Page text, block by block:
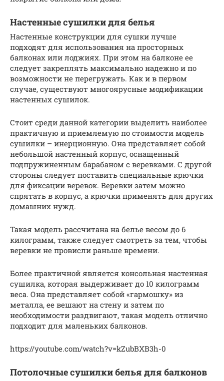
Настенные сушилки для белья
Настенные конструкции для сушки лучше
подходят для использования на просторных
балконах или лоджиях. При этом на балконе ее
следует закреплять максимально надежно и по
возможности не перегружать. Как и в первом
случае, существуют многоярусные модификации
настенных сушилок.
Стоит среди данной категории выделить наиболее
практичную и приемлемую по стоимости модель
сушилки – инерционную. Она представляет собой
небольшой настенный корпус, оснащенный
подпружиненным барабаном с веревками. С другой
стороны следует поставить специальные крючки
для фиксации веревок. Веревки затем можно
спрятать в корпус, а крючки применять для других
домашних нужд.
Такая модель рассчитана на белье весом до 6
килограмм, также следует смотреть за тем, чтобы
веревки не провисли раньше времени.
Более практичной является консольная настенная
сушилка, которая выдерживает до 10 килограмм
веса. Она представляет собой «гармошку» из
металла, ее вешают на стену и затем по
необходимости раздвигают, такая модель отлично
подходит для маленьких балконов.
https://youtube.com/watch?v=kZubBXB3h-0
Потолочные сушилки белья для балконов